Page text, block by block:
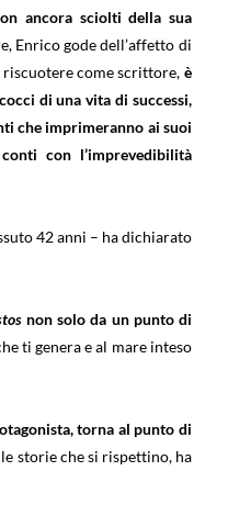
ancora sciolti della sua
Enrico gode dell’affetto di
come scrittore, è
di una vita di successi,
che imprimeranno ai suoi
con l’imprevedibilità
42 anni – ha dichiarato
non solo da un punto di
ti genera e al mare inteso
torna al punto di
storie che si rispettino, ha